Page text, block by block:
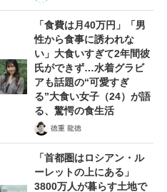
「食費は月40万円」「男
性から食事に誘われな
い」大食いすぎて2年間彼
氏ができず…水着グラビ
アも話題の“可愛すぎ
る”大食い女子（24）が語
る、驚愕の食生活
徳重 龍徳
「首都圏はロシアン・ル
ーレットの上にある」
3800万人が暮らす土地で